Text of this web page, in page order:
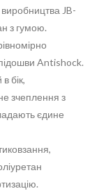
JB-
з гумою.
Antishock.
бік,
зчеплення з
єдине